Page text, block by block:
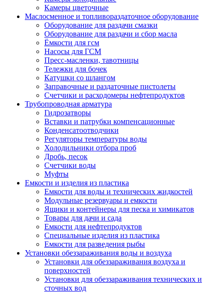
Камеры цветочные
Маслосменное и топливораздаточное оборудование
Оборудование для раздачи смазки
Оборудование для раздачи и сбор масла
Ёмкости для гсм
Насосы для ГСМ
Пресс-масленки, тавотницы
Тележки для бочек
Катушки со шлангом
Заправочные и раздаточные пистолеты
Счетчики и расходомеры нефтепродуктов
Трубопроводная арматура
Гидрозатворы
Вставки и патрубки компенсационные
Конденсатоотводчики
Регуляторы температуры воды
Холодильники отбора проб
Дробь, песок
Счетчики воды
Муфты
Емкости и изделия из пластика
Емкости для воды и технических жидкостей
Модульные резервуары и емкости
Ящики и контейнеры для песка и химикатов
Товары для дачи и сада
Емкости для нефтепродуктов
Специальные изделия из пластика
Емкости для разведения рыбы
Установки обеззараживания воды и воздуха
Установки для обеззараживания воздуха и
поверхностей
Установки для обеззараживания технических и
сточных вод